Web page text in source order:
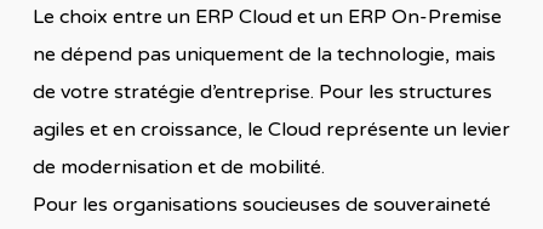
Le choix entre un ERP Cloud et un ERP On-Premise
ne dépend pas uniquement de la technologie, mais
de votre stratégie d’entreprise. Pour les structures
agiles et en croissance, le Cloud représente un levier
de modernisation et de mobilité.
Pour les organisations soucieuses de souveraineté